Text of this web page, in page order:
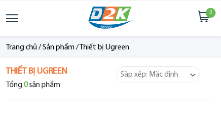
0
Trang chủ/Sản phẩm/ Thiết bị Ugreen
THIẾT BỊ UGREEN
Tổng0sản phẩm